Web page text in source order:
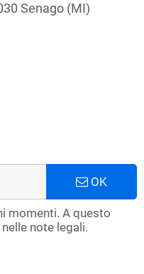
Senago (MI)
OK
momenti. A questo
note legali.